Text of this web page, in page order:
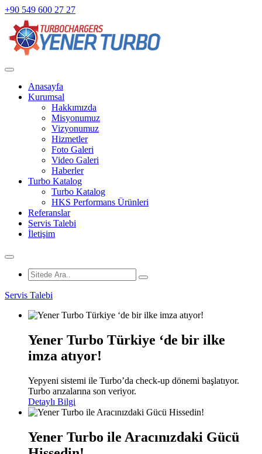
+90 549 600 27 27
Anasayfa
Kurumsal
Hakkımızda
Misyonumuz
Vizyonumuz
Hizmetler
Foto Galeri
Video Galeri
Haberler
Turbo Katalog
Turbo Katalog
HKS Performans Ürünleri
Referanslar
Servis Talebi
İletişim
Servis Talebi
Yener Turbo Türkiye ‘de bir ilke
imza atıyor!
Yepyeni sistemi ile Turbo’da check-up dönemi başlatıyor.
Turbo arızalarına son veriyor.
Detaylı Bilgi
Yener Turbo ile Aracınızdaki Gücü